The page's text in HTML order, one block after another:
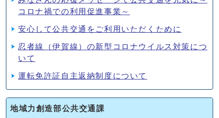
コロナ禍での利用促進事業～
安心して公共交通をご利用いただくために
忍者線（伊賀線）の新型コロナウイルス対策につ
いて
運転免許証自主返納制度について
地域力創造部公共交通課